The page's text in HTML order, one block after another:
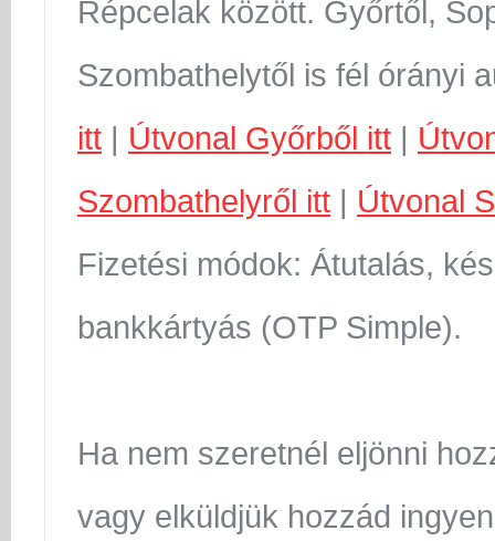
Répcelak között. Győrtől,
Szombathelytől is fél órányi
itt | Útvonal Győrből itt |
Szombathelyről itt | Útvonal
Fizetési módok: Átutalás,
bankkártyás (OTP Simple).
Ha nem szeretnél eljönni
vagy elküldjük hozzád